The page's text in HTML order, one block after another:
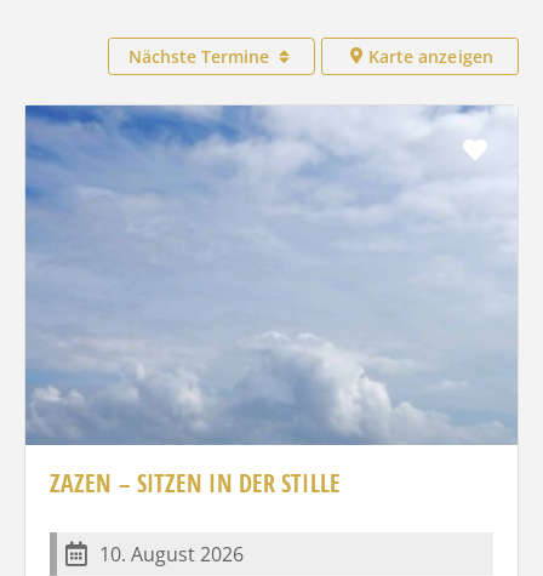
Nächste Termine Karte anzeigen
ZAZEN – SITZEN IN DER STILLE
10. August 2026